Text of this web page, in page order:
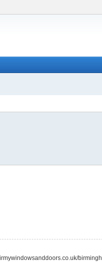
birmingh